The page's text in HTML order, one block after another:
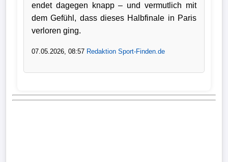
endet dagegen knapp – und vermutlich mit
dem Gefühl, dass dieses Halbfinale in Paris
verloren ging.
07.05.2026, 08:57 Redaktion Sport-Finden.de